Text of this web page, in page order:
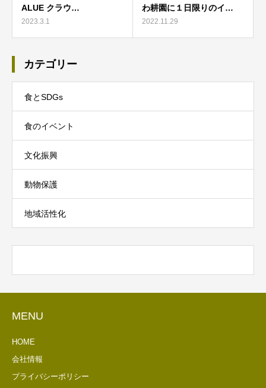
ALUE クラウ…
2023.3.1
わ耕園に１日限りのイ…
2022.11.29
カテゴリー
食とSDGs
食のイベント
文化振興
動物保護
地域活性化
MENU
HOME
会社情報
プライバシーポリシー